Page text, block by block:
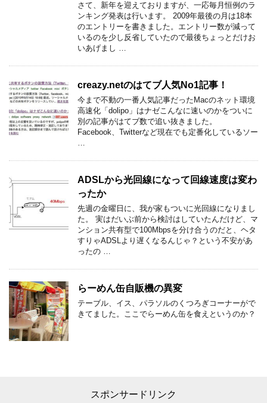
さて、新年を迎えておりますが、一応毎月恒例のラ
ンキング発表は行います。 2009年最後の月は18本
のエントリーを書きました。エントリー数が減って
いるのを少し反省していたので最後ちょっとだけお
いあげまし …
creazy.netのはてブ人気No1記事！
今まで不動の一番人気記事だったMacのネット環境
高速化「dolipo」はナゼこんなに速いのかをついに
別の記事がはてブ数で追い抜きました。
Facebook、Twitterなど現在でも定番化しているソー
…
ADSLから光回線になって回線速度は変わ
ったか
先週の金曜日に、我が家もついに光回線になりまし
た。 実はだいぶ前から検討はしていたんだけど、マ
ンション共有型で100Mbpsを分け合うのだと、ヘタ
すりゃADSLより遅くなるんじゃ？という不安があ
ったの …
らーめん缶自販機の異変
テーブル、イス、パラソルのくつろぎコーナーがで
きてました。ここでらーめん缶を食えというのか？
スポンサードリンク